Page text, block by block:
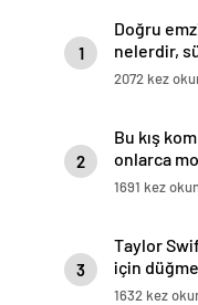
1
Doğru
nelerdir,
anlaşılır?
2072 kez
2
Bu kış
onlarca
1691 kez
3
Taylor
için
medyadan
1632 kez